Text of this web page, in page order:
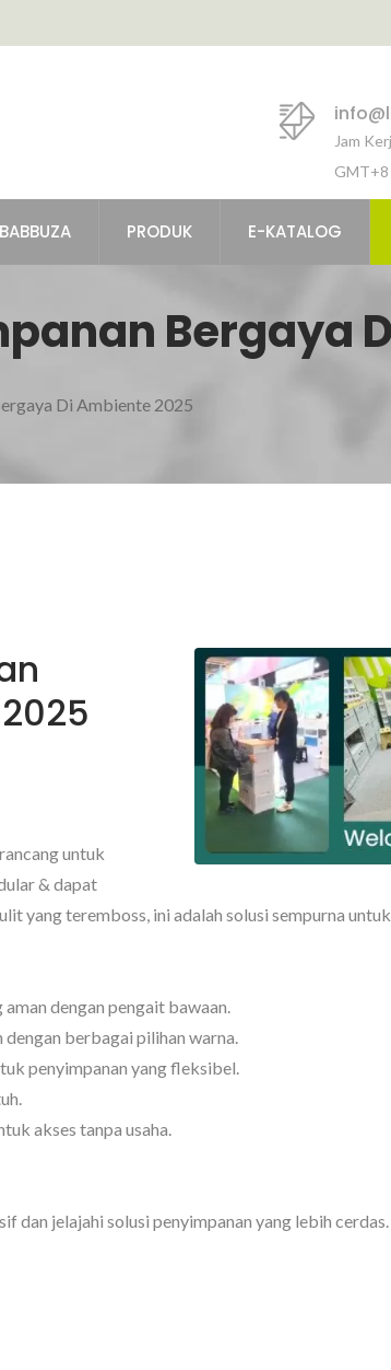
Jam
GMT+8
PRODUK E-KATALOG
Bergaya
Di Ambiente 2025
untuk
& dapat
yang teremboss, ini adalah solusi sempurna
dengan pengait bawaan.
berbagai pilihan warna.
penyimpanan yang fleksibel.
akses tanpa usaha.
dan jelajahi solusi penyimpanan yang lebih cerdas.